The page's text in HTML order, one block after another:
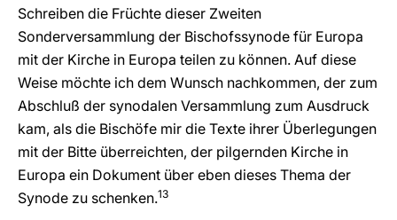
Schreiben die Früchte dieser Zweiten
Sonderversammlung der Bischofssynode für Europa
mit der Kirche in Europa teilen zu können. Auf diese
Weise möchte ich dem Wunsch nachkommen, der zum
Abschluß der synodalen Versammlung zum Ausdruck
kam, als die Bischöfe mir die Texte ihrer Überlegungen
mit der Bitte überreichten, der pilgernden Kirche in
Europa ein Dokument über eben dieses Thema der
Synode zu schenken.13